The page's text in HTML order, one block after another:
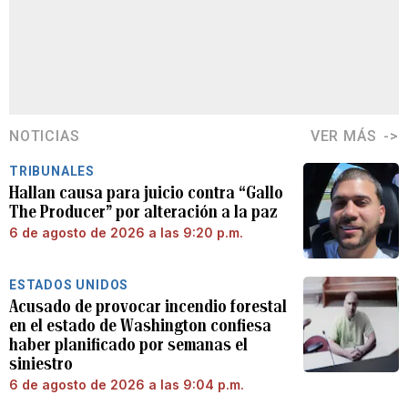
NOTICIAS VER MÁS
TRIBUNALES
Hallan causa para juicio contra “Gallo
The Producer” por alteración a la paz
6 de agosto de 2026 a las 9:20 p.m.
ESTADOS UNIDOS
Acusado de provocar incendio forestal
en el estado de Washington confiesa
haber planificado por semanas el
siniestro
6 de agosto de 2026 a las 9:04 p.m.